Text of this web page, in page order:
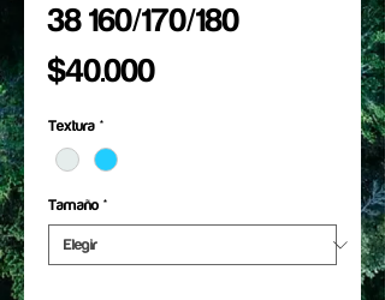
38 160/170/180
$40.000Precio
Textura *
Tamaño *